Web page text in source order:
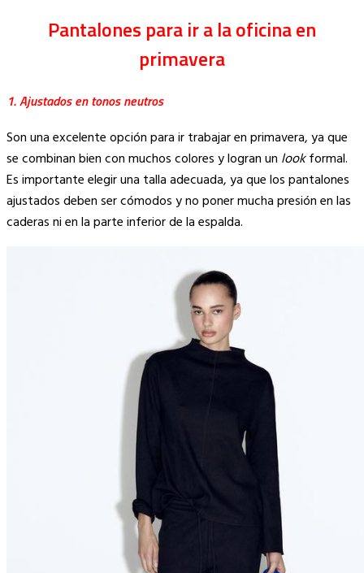
Pantalones para ir a la oficina en
primavera
1. Ajustados en tonos neutros
Son una excelente opción para ir trabajar en primavera, ya que
se combinan bien con muchos colores y logran un lookformal.
Es importante elegir una talla adecuada, ya que los pantalones
ajustados deben ser cómodos y no poner mucha presión en las
caderas ni en la parte inferior de la espalda.